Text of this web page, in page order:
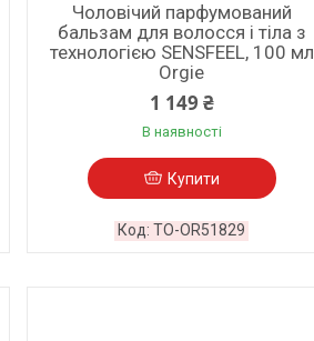
Чоловічий парфумований
бальзам для волосся і тіла з
технологією SENSFEEL, 100 мл
Orgie
1 149 ₴
В наявності
Купити
TO-OR51829